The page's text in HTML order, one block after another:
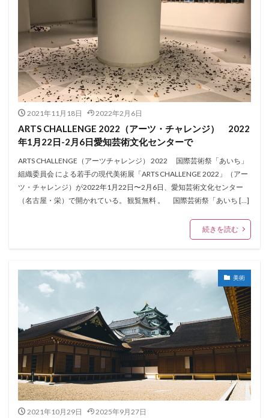
2021年11月18日 2022年2月6日
ARTS CHALLENGE 2022（アーツ・チャレンジ） 2022
年1⽉22⽇-2⽉6⽇愛知芸術文化センターで
ARTS CHALLENGE（アーツチャレンジ） 2022 国際芸術祭「あいち」
組織委員会 による若手の現代美術展「ARTS CHALLENGE 2022」（アー
ツ・チャレンジ）が2022年1⽉22⽇〜2⽉6⽇、愛知芸術文化センター
（名古屋・栄）で開かれている。 観覧無料 。 国際芸術祭「あいち […]
続きを読む
美術
2021年10月29日 2025年9月27日